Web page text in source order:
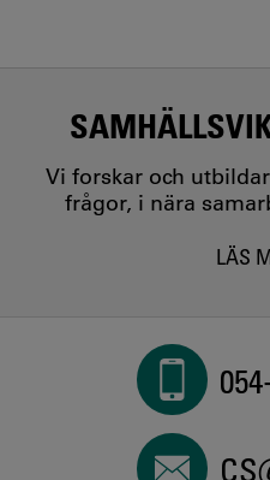
Vi forskar och
frågor, i nära
LÄS